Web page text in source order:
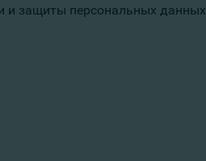
и защиты персональных данных